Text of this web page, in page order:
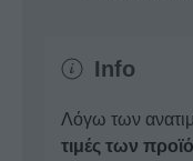
Info
Λόγω των
τιμές των